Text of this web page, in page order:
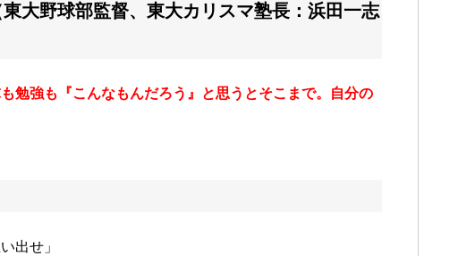
大野球部監督、東大カリスマ塾長：浜田一志
勉強も『こんなもんだろう』と思うとそこまで。自分の
出せ」